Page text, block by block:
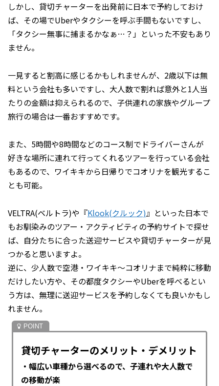
しかし、貸切チャーターを出発前に日本で予約しておけ
ば、その場でUberやタクシーを呼ぶ手間もないですし、
「タクシー無事に捕まるかなぁ…？」といった不安もあり
ません。
一見すると割高に感じるかもしれませんが、2歳以下は無
料という会社も多いですし、大人数で割れば意外と1人当
たりの金額は抑えられるので、子供連れの家族やグループ
旅行の場合は一番おすすめです。
また、5時間や8時間などのコース制でドライバーさんが
好きな場所に連れて行ってくれるツアーを行っている会社
もあるので、ワイキキから日帰りでコオリナを観光するこ
とも可能。
VELTRA(ベルトラ)や『Klook(クルック)』といった日本で
もお馴染みのツアー・アクティビティの予約サイトで探せ
ば、自分たちに合った送迎サービスや貸切チャーターが見
つかると思いますよ。
逆に、少人数で空港・ワイキキ～コオリナまで純粋に移動
だけしたい方や、その都度タクシーやUberを呼べるとい
う方は、無理に送迎サービスを予約しなくても良いかもし
れません。
貸切チャーターのメリット・デメリット
・幅広い車種から選べるので、子連れや大人数で
の移動が楽